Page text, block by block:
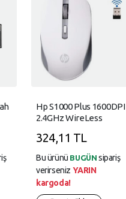
Hp S1000 Plus 1600DPI
2.4GHz WireLess
(Pil İçinde)
324,11 TL
Bu ürünü BUGÜN sipariş
verirseniz YARIN
kargoda!